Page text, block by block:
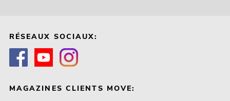
RÉSEAUX SOCIAUX:
MAGAZINES CLIENTS MOVE: